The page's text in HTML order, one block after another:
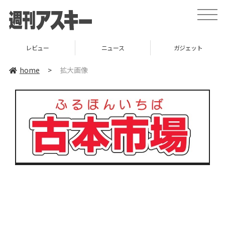
toggle
レビュー ニュース ガジェット
home > 拡大画像